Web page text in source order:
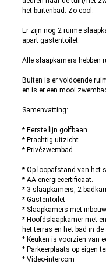
het buitenbad. Zo cool.
Er zijn nog 2 ruime
apart gastentoilet.
Alle slaapkamers hebben
Buiten is er voldoende
en is er een mooi
Samenvatting:
* Eerste lijn golfbaan
* Prachtig uitzicht
* Privézwembad.
* Op loopafstand van het
* AA-energiecertificaat.
* 3 slaapkamers, 2
* Gastentoilet
* Slaapkamers met
* Hoofdslaapkamer met
het terras en het bad in
* Keuken is voorzien van
* Parkeerplaats op eigen
* Video-intercom